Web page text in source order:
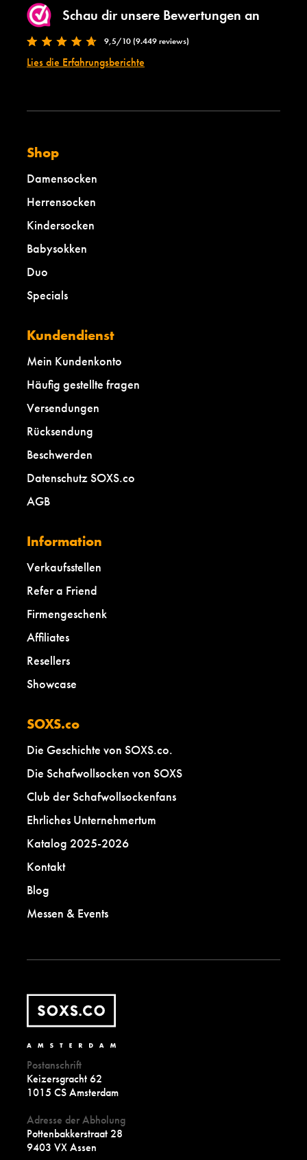
Schau dir unsere Bewertungen an
9,5/10 (9.449 reviews)
Lies die Erfahrungsberichte
Shop
Damensocken
Herrensocken
Kindersocken
Babysokken
Duo
Specials
Kundendienst
Mein Kundenkonto
Häufig gestellte fragen
Versendungen
Rücksendung
Beschwerden
Datenschutz SOXS.co
AGB
Information
Verkaufsstellen
Refer a Friend
Firmengeschenk
Affiliates
Resellers
Showcase
SOXS.co
Die Geschichte von SOXS.co.
Die Schafwollsocken von SOXS
Club der Schafwollsockenfans
Ehrliches Unternehmertum
Katalog 2025-2026
Kontakt
Blog
Messen & Events
Postanschrift
Keizersgracht 62
1015 CS Amsterdam
Adresse der Abholung
Pottenbakkerstraat 28
9403 VX Assen